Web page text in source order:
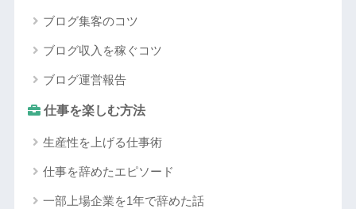
ブログ集客のコツ
ブログ収入を稼ぐコツ
ブログ運営報告
仕事を楽しむ方法
生産性を上げる仕事術
仕事を辞めたエピソード
一部上場企業を1年で辞めた話